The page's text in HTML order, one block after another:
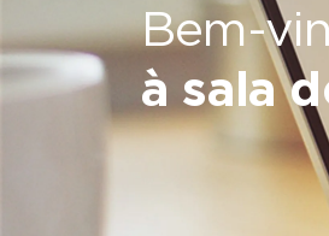
Bem-
à sala